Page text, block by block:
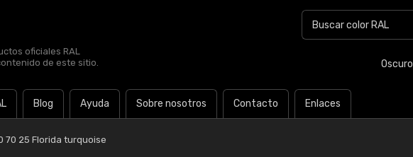
oficiales RAL
de este sitio.
Oscuro
Blog Ayuda Sobre nosotros Contacto Enlaces
70 25 Florida turquoise